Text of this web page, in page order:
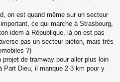
on est quand même sur un secteur
ce qui marche à Strasbourg,
idem à République, là on est pas
pas un secteur piéton, mais très
?)
de tramway pour aller plus loin
Part Dieu, il manque 2-3 km pour y